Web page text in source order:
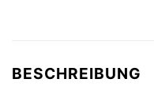
BESCHREIBUNG